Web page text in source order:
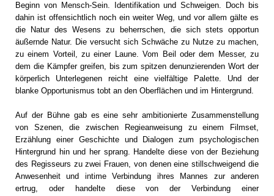
Beginn von Mensch-Sein. Identifikation und Schweigen. Doch bis
dahin ist offensichtlich noch ein weiter Weg, und vor allem gälte es
die Natur des Wesens zu beherrschen, die sich stets opportun
äußernde Natur. Die versucht sich Schwäche zu Nutze zu machen,
zu einem Vorteil, zu einer Laune. Vom Beil oder dem Messer, zu
dem die Kämpfer greifen, bis zum spitzen denunzierenden Wort der
körperlich Unterlegenen reicht eine vielfältige Palette. Und der
blanke Opportunismus tobt an den Oberflächen und im Hintergrund.
Auf der Bühne gab es eine sehr ambitionierte Zusammenstellung
von Szenen, die zwischen Regieanweisung zu einem Filmset,
Erzählung einer Geschichte und Dialogen zum psychologischen
Hintergrund hin und her sprang. Handelte diese von der Beziehung
des Regisseurs zu zwei Frauen, von denen eine stillschweigend die
Anwesenheit und intime Verbindung ihres Mannes zur anderen
ertrug, oder handelte diese von der Verbindung einer